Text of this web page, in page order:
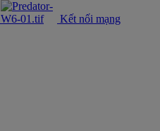
Kết nối mạng